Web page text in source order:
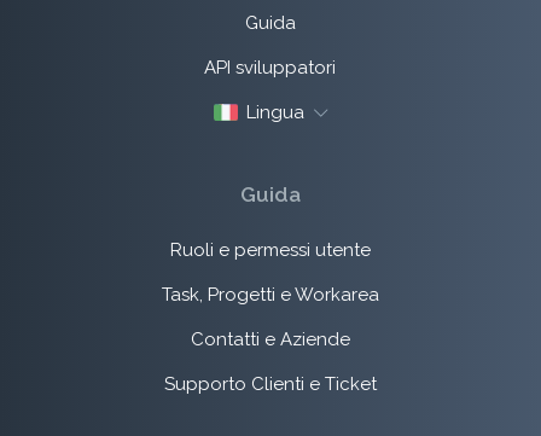
Guida
API sviluppatori
Lingua
Guida
Ruoli e permessi utente
Task, Progetti e Workarea
Contatti e Aziende
Supporto Clienti e Ticket